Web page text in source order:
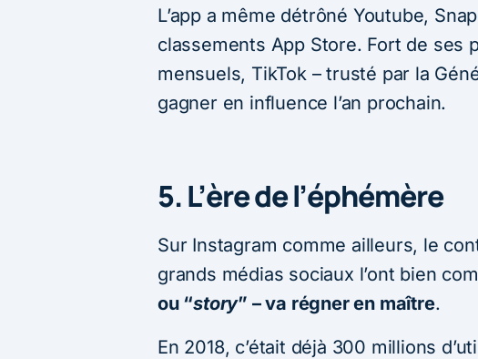
L’app a même détrôné Youtube,
classements App Store. Fort de ses
mensuels, TikTok – trusté par la
gagner en influence l’an prochain.
5. L’ère de l’éphémère
Sur Instagram comme ailleurs, le
grands médias sociaux l’ont bien
ou “story” – va régner en maître.
En 2018, c’était déjà 300 millions